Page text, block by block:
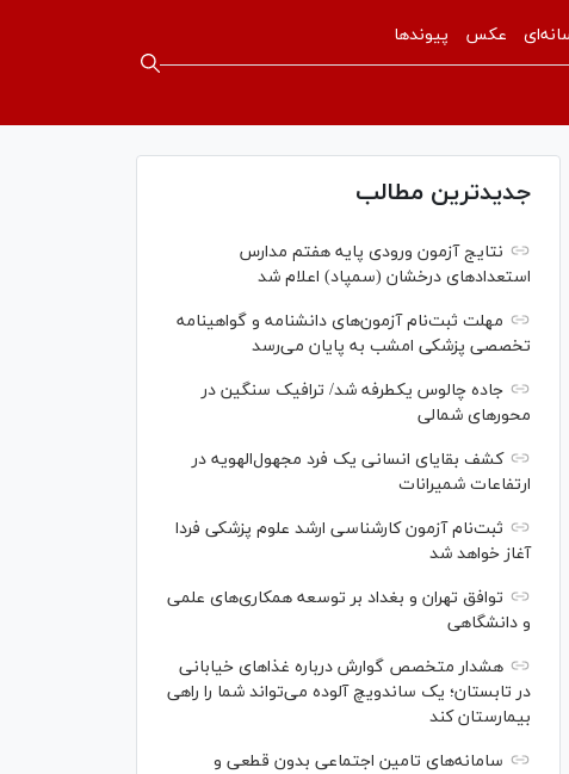
عکس پیوندها
جدیدترین مطالب
نتایج آزمون ورودی پایه هفتم مدارس
استعدادهای درخشان (سمپاد) اعلام شد
مهلت ثبت‌نام آزمون‌های دانشنامه و گواهینامه
تخصصی پزشکی امشب به پایان می‌رسد
جاده چالوس یکطرفه شد/ ترافیک سنگین در
محورهای شمالی
کشف بقایای انسانی یک فرد مجهول‌الهویه در
ارتفاعات شمیرانات
ثبت‌نام آزمون کارشناسی ارشد علوم پزشکی فردا
آغاز خواهد شد
توافق تهران و بغداد بر توسعه همکاری‌های علمی
و دانشگاهی
هشدار متخصص گوارش درباره غذا‌های خیابانی
در تابستان؛ یک ساندویچ آلوده می‌تواند شما را راهی
بیمارستان کند
سامانه‌های تامین اجتماعی بدون قطعی و